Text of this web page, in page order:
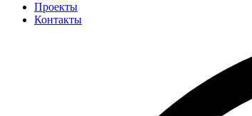
Проекты
Контакты